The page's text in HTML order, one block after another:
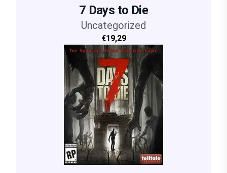
7 Days to Die
Uncategorized
€19,29